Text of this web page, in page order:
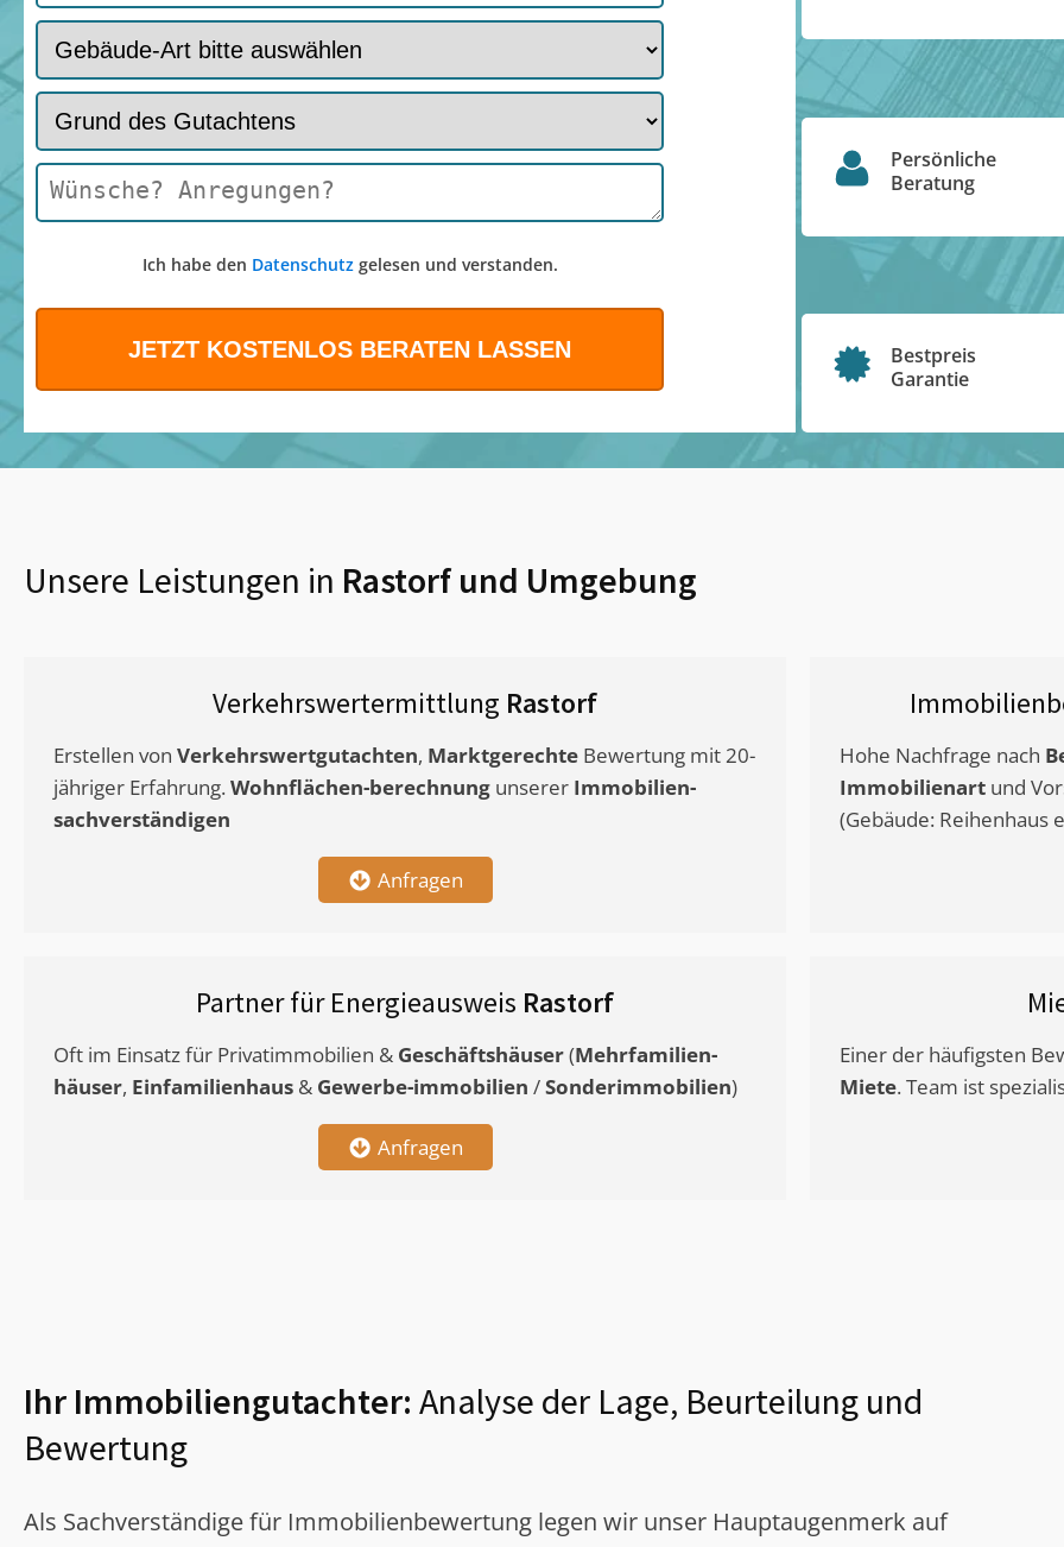
Ich habe den Datenschutzgelesen und verstanden.
Persönliche
Beratung
Bestpreis
Garantie
Unsere Leistungen in Rastorfund Umgebung
Verkehrswertermittlung Rastorf
Erstellen von Verkehrswertgutachten, Marktgerechte Bewertung mit 20-
jähriger Erfahrung. Wohnflächen-berechnung unserer Immobilien-
sachverständigen
Anfragen
Hohe Nachfrage nach
Immobilienart und
(Gebäude: Reihenhaus
Partner für Energieausweis Rastorf
Oft im Einsatz für Privatimmobilien & Geschäftshäuser(Mehrfamilien-
häuser, Einfamilienhaus & Gewerbe-immobilien /Sonderimmobilien)
Anfragen
Einer der häufigsten
Miete. Team ist
Ihr Immobiliengutachter: Analyse der Lage, Beurteilung und
Bewertung
Als Sachverständige für Immobilienbewertung legen wir unser Hauptaugenmerk auf